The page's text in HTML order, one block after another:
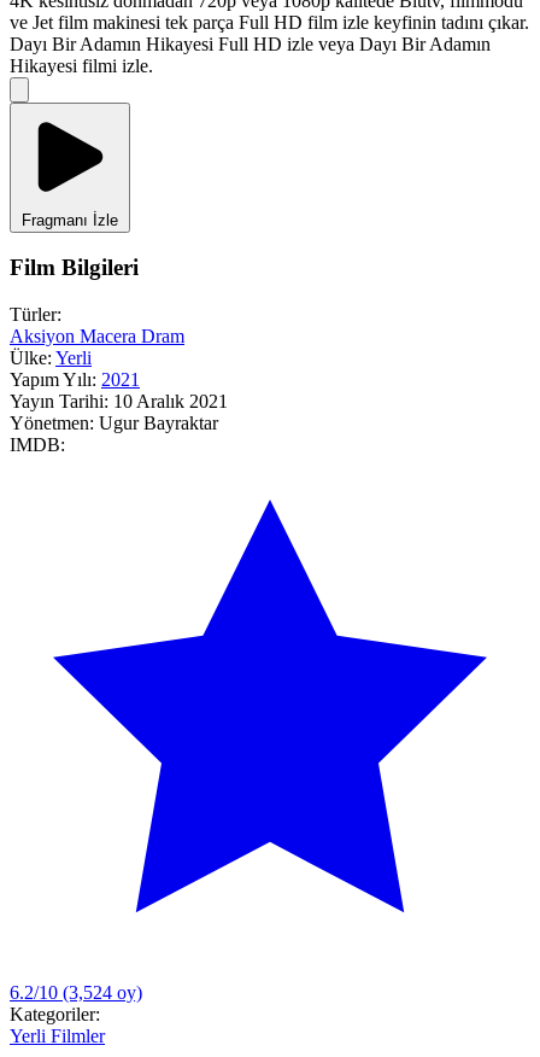
ve Jet film makinesi tek parça Full HD film izle keyfinin tadını çıkar.
Dayı Bir Adamın Hikayesi Full HD izle veya Dayı Bir Adamın
Hikayesi filmi izle.
Fragmanı İzle
Film Bilgileri
Türler:
Aksiyon Macera Dram
Ülke: Yerli
Yapım Yılı: 2021
Yayın Tarihi: 10 Aralık 2021
Yönetmen: Ugur Bayraktar
IMDB:
6.2/10 (3,524 oy)
Kategoriler:
Yerli Filmler